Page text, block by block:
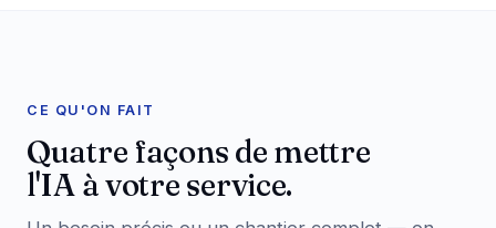
CE QU'ON FAIT
Quatre façons de mettre
l'IA à votre service.